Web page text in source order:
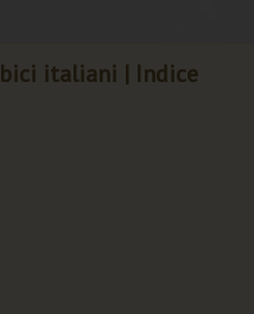
italiani | Indice